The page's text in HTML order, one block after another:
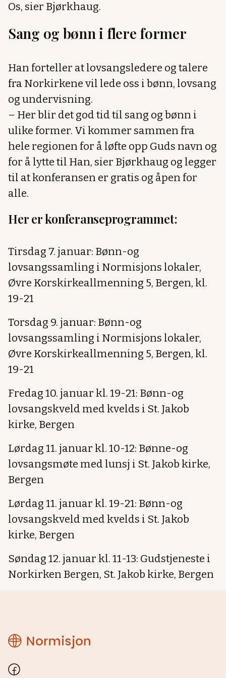
Os, sier Bjørkhaug.
Sang og bønn i flere former
Han forteller at lovsangsledere og talere
fra Norkirkene vil lede oss i bønn, lovsang
og undervisning.
– Her blir det god tid til sang og bønn i
ulike former. Vi kommer sammen fra
hele regionen for å løfte opp Guds navn og
for å lytte til Han, sier Bjørkhaug og legger
til at konferansen er gratis og åpen for
alle.
Her er konferanseprogrammet:
Tirsdag 7. januar: Bønn-og
lovsangssamling i Normisjons lokaler,
Øvre Korskirkeallmenning 5, Bergen, kl.
19-21
Torsdag 9. januar: Bønn-og
lovsangssamling i Normisjons lokaler,
Øvre Korskirkeallmenning 5, Bergen, kl.
19-21
Fredag 10. januar kl. 19-21: Bønn-og
lovsangskveld med kvelds i St. Jakob
kirke, Bergen
Lørdag 11. januar kl. 10-12: Bønne-og
lovsangsmøte med lunsj i St. Jakob kirke,
Bergen
Lørdag 11. januar kl. 19-21: Bønn-og
lovsangskveld med kvelds i St. Jakob
kirke, Bergen
Søndag 12. januar kl. 11-13: Gudstjeneste i
Norkirken Bergen, St. Jakob kirke, Bergen
Normisjon
Hordaland
Facebook